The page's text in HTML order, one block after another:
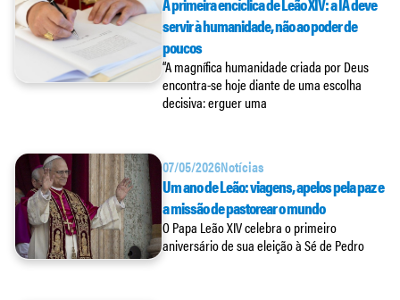
servir à humanidade, não ao poder de
poucos
“A magnífica humanidade criada por Deus
encontra-se hoje diante de uma escolha
decisiva: erguer uma
07/05/2026Notícias
Um ano de Leão: viagens, apelos pela paz e
a missão de pastorear o mundo
O Papa Leão XIV celebra o primeiro
aniversário de sua eleição à Sé de Pedro